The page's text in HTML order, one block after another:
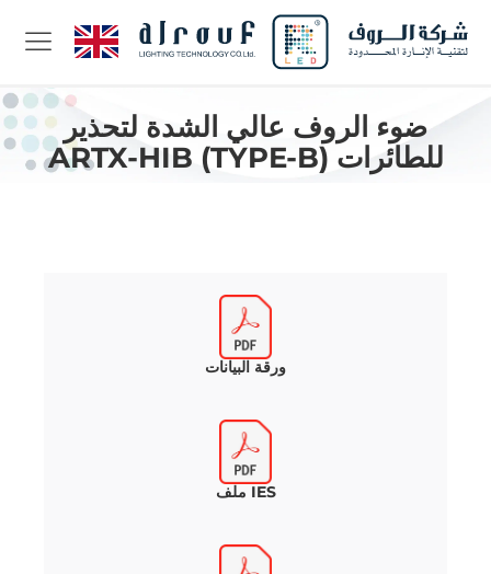
ضوء الروف عالي الشدة لتحذير
للطائرات ARTX-HIB (TYPE-B)
ورقة البيانات
IES ملف